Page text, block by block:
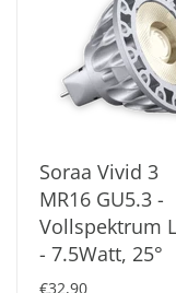
Soraa Vivid 3
MR16 GU5.3 -
Vollspektrum
- 7.5Watt, 25°
€32,90